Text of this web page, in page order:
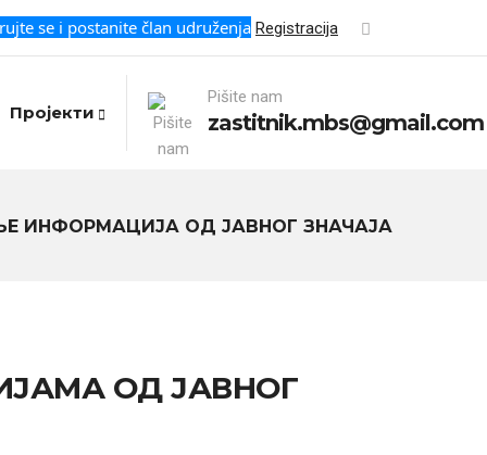
se i postanite član udruženja Registracija
Пројекти
Pišite nam
zastitnik.mbs@gmail.com
ИНФОРМАЦИЈА ОД ЈАВНОГ ЗНАЧАЈА
ОД ЈАВНОГ